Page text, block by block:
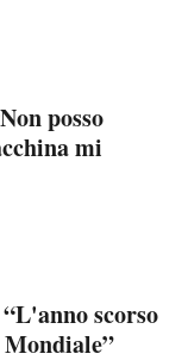
posso
mi
scorso